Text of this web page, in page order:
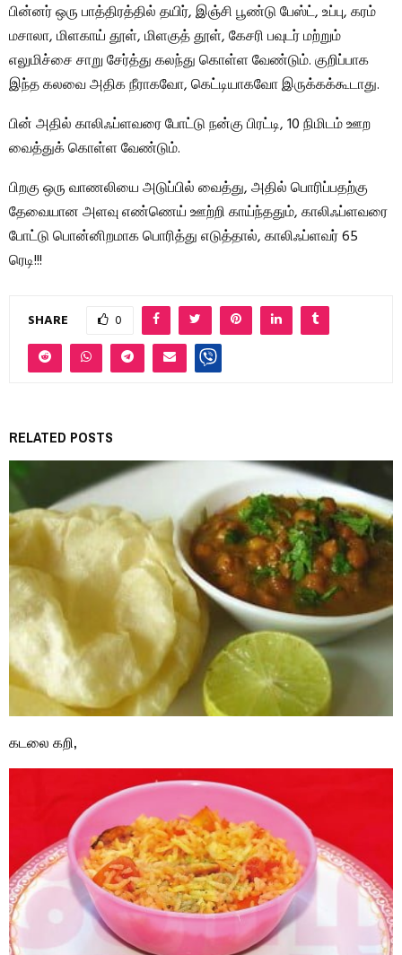
பின்னர் ஒரு பாத்திரத்தில் தயிர், இஞ்சி பூண்டு பேஸ்ட், உப்பு, கரம்
மசாலா, மிளகாய் தூள், மிளகுத் தூள், கேசரி பவுடர் மற்றும்
எலுமிச்சை சாறு சேர்த்து கலந்து கொள்ள வேண்டும். குறிப்பாக
இந்த கலவை அதிக நீராகவோ, கெட்டியாகவோ இருக்கக்கூடாது.
பின் அதில் காலிஃப்ளவரை போட்டு நன்கு பிரட்டி, 10 நிமிடம் ஊற
வைத்துக் கொள்ள வேண்டும்.
பிறகு ஒரு வாணலியை அடுப்பில் வைத்து, அதில் பொரிப்பதற்கு
தேவையான அளவு எண்ணெய் ஊற்றி காய்ந்ததும், காலிஃப்ளவரை
போட்டு பொன்னிறமாக பொரித்து எடுத்தால், காலிஃப்ளவர் 65
ரெடி!!!
SHARE 0
RELATED POSTS
கடலை கறி,